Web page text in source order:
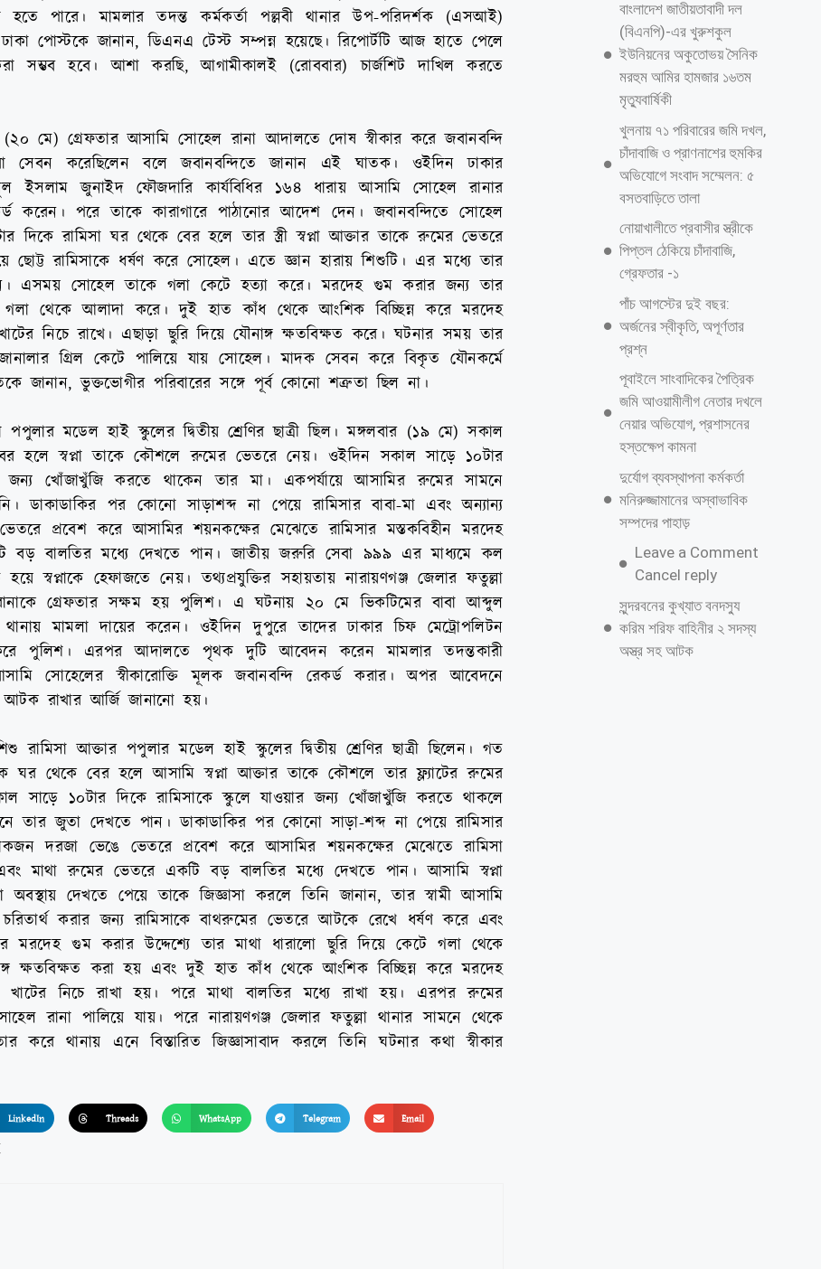
হতে পারে। মামলার তদন্ত কর্মকর্তা পল্লবী থানার উপ-পরিদর্শক (এসআই)
পোস্টকে জানান, ডিএনএ টেস্ট সম্পন্ন হয়েছে। রিপোর্টটি আজ হাতে পেলে
সম্ভব হবে। আশা করছি, আগামীকালই (রোববার) চার্জশিট দাখিল করতে
মে) গ্রেফতার আসামি সোহেল রানা আদালতে দোষ স্বীকার করে জবানবন্দি
সেবন করেছিলেন বলে জবানবন্দিতে জানান এই ঘাতক। ওইদিন ঢাকার
ইসলাম জুনাইদ ফৌজদারি কার্যবিধির ১৬৪ ধারায় আসামি সোহেল রানার
করেন। পরে তাকে কারাগারে পাঠানোর আদেশ দেন। জবানবন্দিতে সোহেল
দিকে রামিসা ঘর থেকে বের হলে তার স্ত্রী স্বপ্না আক্তার তাকে রুমের ভেতরে
ছোট্ট রামিসাকে ধর্ষণ করে সোহেল। এতে জ্ঞান হারায় শিশুটি। এর মধ্যে তার
এসময় সোহেল তাকে গলা কেটে হত্যা করে। মরদেহ গুম করার জন্য তার
গলা থেকে আলাদা করে। দুই হাত কাঁধ থেকে আংশিক বিচ্ছিন্ন করে মরদেহ
নিচে রাখে। এছাড়া ছুরি দিয়ে যৌনাঙ্গ ক্ষতবিক্ষত করে। ঘটনার সময় তার
গ্রিল কেটে পালিয়ে যায় সোহেল। মাদক সেবন করে বিকৃত যৌনকর্মে
জানান, ভুক্তভোগীর পরিবারের সঙ্গে পূর্ব কোনো শত্রুতা ছিল না।
পপুলার মডেল হাই স্কুলের দ্বিতীয় শ্রেণির ছাত্রী ছিল। মঙ্গলবার (১৯ মে) সকাল
হলে স্বপ্না তাকে কৌশলে রুমের ভেতরে নেয়। ওইদিন সকাল সাড়ে ১০টার
জন্য খোঁজাখুঁজি করতে থাকেন তার মা। একপর্যায়ে আসামির রুমের সামনে
ডাকাডাকির পর কোনো সাড়াশব্দ না পেয়ে রামিসার বাবা-মা এবং অন্যান্য
প্রবেশ করে আসামির শয়নকক্ষের মেঝেতে রামিসার মস্তকবিহীন মরদেহ
বড় বালতির মধ্যে দেখতে পান। জাতীয় জরুরি সেবা ৯৯৯ এর মাধ্যমে কল
স্বপ্নাকে হেফাজতে নেয়। তথ্যপ্রযুক্তির সহায়তায় নারায়ণগঞ্জ জেলার ফতুল্লা
গ্রেফতার সক্ষম হয় পুলিশ। এ ঘটনায় ২০ মে ভিকটিমের বাবা আব্দুল
থানায় মামলা দায়ের করেন। ওইদিন দুপুরে তাদের ঢাকার চিফ মেট্রোপলিটন
করে পুলিশ। এরপর আদালতে পৃথক দুটি আবেদন করেন মামলার তদন্তকারী
সোহেলের স্বীকারোক্তি মূলক জবানবন্দি রেকর্ড করার। অপর আবেদনে
আটক রাখার আর্জি জানানো হয়।
আক্তার পপুলার মডেল হাই স্কুলের দ্বিতীয় শ্রেণির ছাত্রী ছিলেন। গত
ঘর থেকে বের হলে আসামি স্বপ্না আক্তার তাকে কৌশলে তার ফ্ল্যাটের রুমের
সাড়ে ১০টার দিকে রামিসাকে স্কুলে যাওয়ার জন্য খোঁজাখুঁজি করতে থাকলে
তার জুতা দেখতে পান। ডাকাডাকির পর কোনো সাড়া-শব্দ না পেয়ে রামিসার
দরজা ভেঙে ভেতরে প্রবেশ করে আসামির শয়নকক্ষের মেঝেতে রামিসা
মাথা রুমের ভেতরে একটি বড় বালতির মধ্যে দেখতে পান। আসামি স্বপ্না
অবস্থায় দেখতে পেয়ে তাকে জিজ্ঞাসা করলে তিনি জানান, তার স্বামী আসামি
করার জন্য রামিসাকে বাথরুমের ভেতরে আটকে রেখে ধর্ষণ করে এবং
মরদেহ গুম করার উদ্দেশ্যে তার মাথা ধারালো ছুরি দিয়ে কেটে গলা থেকে
ক্ষতবিক্ষত করা হয় এবং দুই হাত কাঁধ থেকে আংশিক বিচ্ছিন্ন করে মরদেহ
নিচে রাখা হয়। পরে মাথা বালতির মধ্যে রাখা হয়। এরপর রুমের
রানা পালিয়ে যায়। পরে নারায়ণগঞ্জ জেলার ফতুল্লা থানার সামনে থেকে
করে থানায় এনে বিস্তারিত জিজ্ঞাসাবাদ করলে তিনি ঘটনার কথা স্বীকার
LinkedIn Threads WhatsApp Telegram Email
বাংলাদেশ জাতীয়তাবাদী দল
(বিএনপি)-এর খুরুশকুল
ইউনিয়নের অকুতোভয় সৈনিক
মরহুম আমির হামজার ১৬তম
মৃত্যুবার্ষিকী
খুলনায় ৭১ পরিবারের জমি দখল,
চাঁদাবাজি ও প্রাণনাশের হুমকির
অভিযোগে সংবাদ সম্মেলন: ৫
বসতবাড়িতে তালা
নোয়াখালীতে প্রবাসীর স্ত্রীকে
পিপ্তল ঠেকিয়ে চাঁদাবাজি,
গ্রেফতার -১
পাঁচ আগস্টের দুই বছর:
অর্জনের স্বীকৃতি, অপূর্ণতার
প্রশ্ন
পূবাইলে সাংবাদিকের পৈত্রিক
জমি আওয়ামীলীগ নেতার দখলে
নেয়ার অভিযোগ, প্রশাসনের
হস্তক্ষেপ কামনা
দুর্যোগ ব্যবস্থাপনা কর্মকর্তা
মনিরুজ্জামানের অস্বাভাবিক
সম্পদের পাহাড়
Leave a Comment
Cancel reply
সুন্দরবনের কুখ্যাত বনদস্যু
করিম শরিফ বাহিনীর ২ সদস্য
অস্ত্র সহ আটক